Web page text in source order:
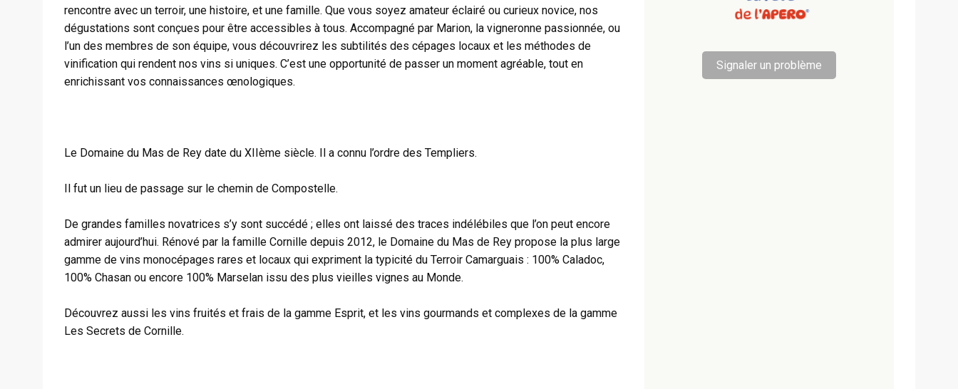
rencontre avec un terroir, une histoire, et une famille. Que vous soyez amateur éclairé ou curieux novice, nos
dégustations sont conçues pour être accessibles à tous. Accompagné par Marion, la vigneronne passionnée, ou
l’un des membres de son équipe, vous découvrirez les subtilités des cépages locaux et les méthodes de
vinification qui rendent nos vins si uniques. C’est une opportunité de passer un moment agréable, tout en
enrichissant vos connaissances œnologiques.
Le Domaine du Mas de Rey date du XIIème siècle. Il a connu l’ordre des Templiers.
Il fut un lieu de passage sur le chemin de Compostelle.
De grandes familles novatrices s’y sont succédé ; elles ont laissé des traces indélébiles que l’on peut encore
admirer aujourd’hui. Rénové par la famille Cornille depuis 2012, le Domaine du Mas de Rey propose la plus large
gamme de vins monocépages rares et locaux qui expriment la typicité du Terroir Camarguais : 100% Caladoc,
100% Chasan ou encore 100% Marselan issu des plus vieilles vignes au Monde.
Découvrez aussi les vins fruités et frais de la gamme Esprit, et les vins gourmands et complexes de la gamme
Les Secrets de Cornille.
Signaler un problème